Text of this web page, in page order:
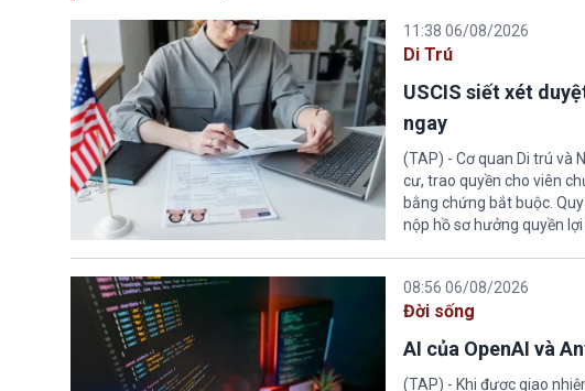
11:38 06/08/2026
Di Trú
USCIS siết xét
ngay
(TAP) - Cơ quan Di trú và
cư, trao quyền cho viên
bằng chứng bắt buộc.
nộp hồ sơ hưởng quyền lợi
08:56 06/08/2026
Đời sống
AI của OpenAI và
(TAP) - Khi được giao